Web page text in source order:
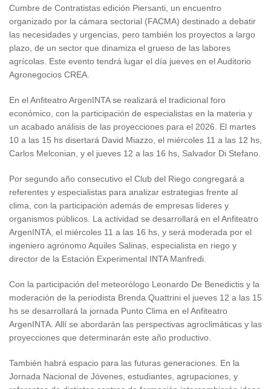
Cumbre de Contratistas edición Piersanti, un encuentro
organizado por la cámara sectorial (FACMA) destinado a debatir
las necesidades y urgencias, pero también los proyectos a largo
plazo, de un sector que dinamiza el grueso de las labores
agrícolas. Este evento tendrá lugar el día jueves en el Auditorio
Agronegocios CREA.
En el Anfiteatro ArgenINTA se realizará el tradicional foro
económico, con la participación de especialistas en la materia y
un acabado análisis de las proyecciones para el 2026. El martes
10 a las 15 hs disertará David Miazzo, el miércoles 11 a las 12 hs,
Carlos Melconian, y el jueves 12 a las 16 hs, Salvador Di Stefano.
Por segundo año consecutivo el Club del Riego congregará a
referentes y especialistas para analizar estrategias frente al
clima, con la participación además de empresas líderes y
organismos públicos. La actividad se desarrollará en el Anfiteatro
ArgenINTA, el miércoles 11 a las 16 hs, y será moderada por el
ingeniero agrónomo Aquiles Salinas, especialista en riego y
director de la Estación Experimental INTA Manfredi.
Con la participación del meteorólogo Leonardo De Benedictis y la
moderación de la periodista Brenda Quattrini el jueves 12 a las 15
hs se desarrollará la jornada Punto Clima en el Anfiteatro
ArgenINTA. Allí se abordarán las perspectivas agroclimáticas y las
proyecciones que determinarán este año productivo.
También habrá espacio para las futuras generaciones. En la
Jornada Nacional de Jóvenes, estudiantes, agrupaciones, y